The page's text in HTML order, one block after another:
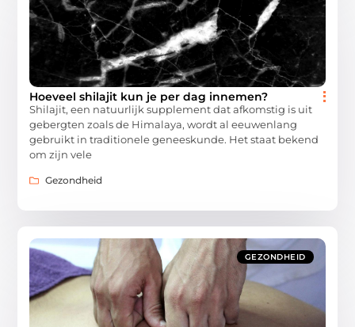
Hoeveel shilajit kun je per dag innemen?
Shilajit, een natuurlijk supplement dat afkomstig is uit
gebergten zoals de Himalaya, wordt al eeuwenlang
gebruikt in traditionele geneeskunde. Het staat bekend
om zijn vele
Gezondheid
GEZONDHEID